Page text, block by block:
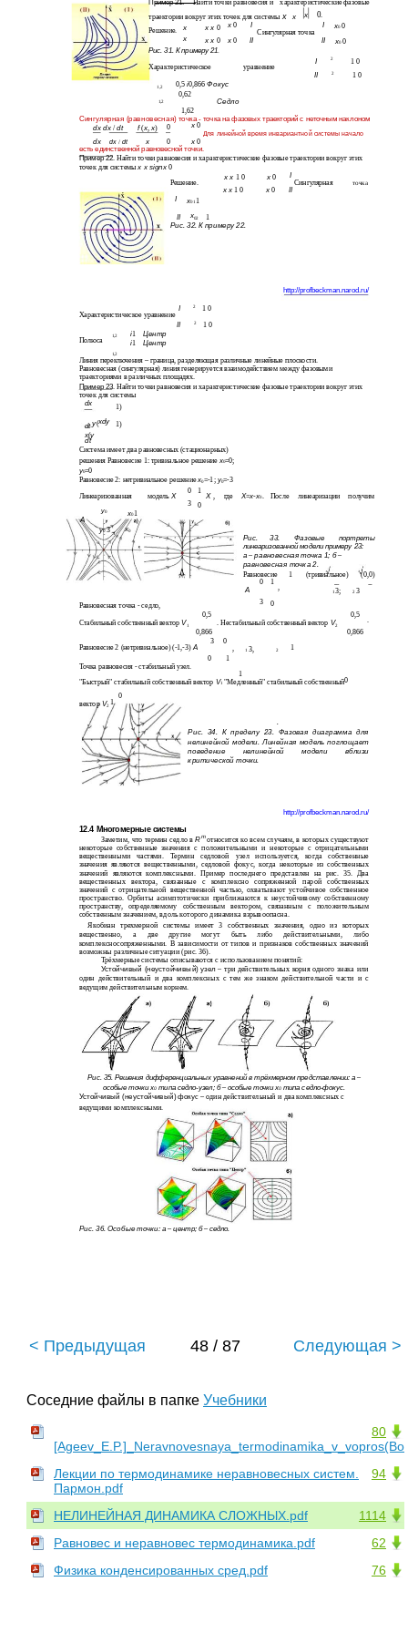
Пример 21.
Найти точки равновесия и характеристические фазовые
x 0.
траектории вокруг этих точек для системы x
x
x 0 I I x00
x x x 0
Решение.
x 0
Сингулярная точка
x00
x x x 0 II II
Рис. 31. К примеру 21.
Характеристическое уравнение
I 2 1 0
2 1 0
II
1,2 0,5 i0,866Фокус
0,62
1,2 Седло
1,62
Сингулярная (равновесная) точка- точка на фазовых траекторий с неточным наклоном
0 x 0
dx dx / dt f(x,x)
Для линейной время инвариантной системы начало
dx dx /dt x 0 x 0
есть единственной равновесной точки.
Пример 22. Найти точки равновесия и характеристические фазовые траектории вокруг этих
точек для системыx x signx0
I
Решение.
x x 1 0 x 0
точка
Сингулярная
x x 1 0 x 0 II
I x01 1
x02 1
II
Рис. 32. К примеру 22.
http://profbeckman.narod.ru/
I 2 1 0
Характеристическое уравнение
2 1 0
II
1,2 i1 Центр
Полюса i1 Центр
1,2
Линия переключения – граница, разделяющая различные линейные плоскости.
Равновесная (сингулярная) линия генерируется взаимодействием между фазовыми
траекториями в различных площадях.
Пример 23. Найти точки равновесия и характеристические фазовые траектории вокруг этих
точек для системы
dx
dty(xdy
x(y
dt
1)
1)
Система имеет два равновесных (стационарных)
решения Равновесие 1: тривиальное решение х0=0;
у0=0
Равновесие 2: нетривиальное решениех0=-1; у0=-3
Линеаризованная модель Х
0 1
Х, где Х=х-х0. После линеаризации получим
х01
3 0
у0
А
у03 х0
Рис. 33. Фазовые портреты
линеаризованной модели примеру 23:
а–равновесная точка 1; б–
равновесная точка 2.
Равновесие 1 (тривиальное) (0,0)
0 1
13; 23
А ,
Равновесная точка - седло,
3 0
0,5 0,5
Стабильный собственный вектор V1 . Нестабильный собственный вектор V2
.
0,866 0,866
Равновесие 2 (нетривиальное) (-1,-3)А
3 0
1 3, 2 1
0
1
Точка равновесия - стабильный узел.
1
"Быстрый" стабильный собственный вектор V1 "Медленный" стабильный собственный0
0
вектор V2
1
Рис. 34. К пределу 23. Фазовая диаграмма для
нелинейной модели. Линейная модель поглощает
поведение нелинейной модели вблизи
критической точки.
http://profbeckman.narod.ru/
12.4 Многомерные системы
Заметим, что термин седло вRmотносится ко всем случаям, в которых существуют
некоторые собственные значения с положительными и некоторые с отрицательными
вещественными частями. Термин седловой узел используется, когда собственные
значения являются вещественными, седловой фокус, когда некоторые из собственных
значений являются комплексными. Пример последнего представлен на рис. 35. Два
вещественных вектора, связанные с комплексно сопряженной парой собственных
значений с отрицательной вещественной частью, охватывают устойчивое собственное
пространство. Орбиты асимптотически приближаются к неустойчивому собственному
пространству, определяемому собственным вектором, связанным с положительным
собственным значением, вдоль которого динамика взрывоопасна.
Якобиан трехмерной системы имеет 3 собственных значения, одно из которых
вещественно, а две другие могут быть либо действительными, либо
комплексносопряженными. В зависимости от типов и признаков собственных значений
возможны различные ситуации (рис. 36).
Трёхмерные системы описываются с использованием понятий:
Устойчивый (неустойчивый) узел– три действительных корня одного знака или
один действительный и два комплексных с тем же знаком действительной части и с
ведущим действительным корнем.
Рис. 35. Решения дифференциальных уравнений в трёхмерном представлении: а–
особые точки х0 типа седло-узел; б– особые точки х0 типа седло-фокус.
Устойчивый (неустойчивый) фокус – один действительный и два комплексных с
ведущими комплексными.
Рис. 36. Особые точки: а–центр; б– седло.
< Предыдущая 48 / 87 Следующая >
Соседние файлы в папке Учебники
80
94
Лекции по термодинамике неравновесных систем.
Пармон.pdf
1114
НЕЛИНЕЙНАЯ ДИНАМИКА СЛОЖНЫХ.pdf
62
Равновес и неравновес термодинамика.pdf
76
Физика конденсированных сред.pdf